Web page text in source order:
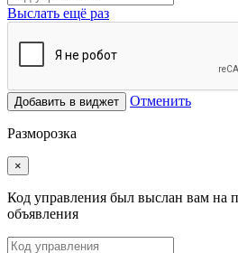
Выслать ещё раз
Добавить в виджет Отменить
Разморозка
×
Код управления был выслан вам на
объявления